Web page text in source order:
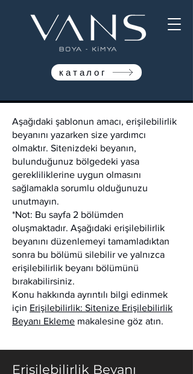
каталог
Aşağıdaki şablonun amacı, erişilebilirlik
beyanını yazarken size yardımcı
olmaktır. Sitenizdeki beyanın,
bulunduğunuz bölgedeki yasa
gerekliliklerine uygun olmasını
sağlamakla sorumlu olduğunuzu
unutmayın.
*Not: Bu sayfa 2 bölümden
oluşmaktadır. Aşağıdaki erişilebilirlik
beyanını düzenlemeyi tamamladıktan
sonra bu bölümü silebilir ve yalnızca
erişilebilirlik beyanı bölümünü
bırakabilirsiniz.
Konu hakkında ayrıntılı bilgi edinmek
için Erişilebilirlik: Sitenize Erişilebilirlik
Beyanı Ekleme makalesine göz atın.
Erişilebilirlik Beyanı